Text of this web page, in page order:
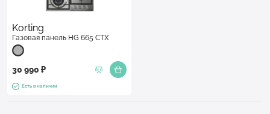
Korting
Газовая панель HG 665 CTX
30 990 ₽
Есть в наличии